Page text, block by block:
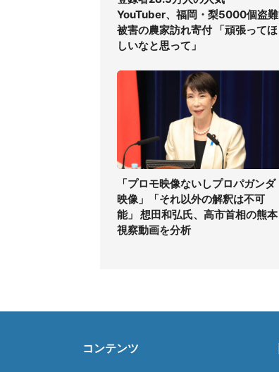
YouTuber、福岡・梨5000個盗難
被害の農家訪れ寄付 「頑張ってほ
しいなと思って」
「プロモ映像ないしプロパガンダ
映像」「それ以外の解釈は不可
能」 想田和弘氏、高市首相の熊本
視察動画を分析
コンテンツ